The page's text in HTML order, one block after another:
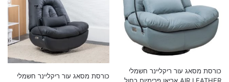
כורסת מסאג עור ריקליינר חשמלי
AIR LEATHER אריאן פרימיום כחול
כורסת מסאג עור ריקליינר חשמלי